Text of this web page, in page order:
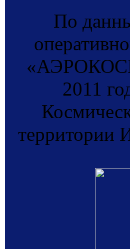
По
2011
территории